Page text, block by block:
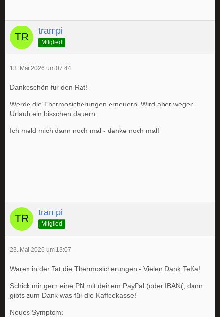
trampi
Mitglied
13. Mai 2026 um 07:44
Dankeschön für den Rat!
Werde die Thermosicherungen erneuern. Wird aber wegen
Urlaub ein bisschen dauern.
Ich meld mich dann noch mal - danke noch mal!
trampi
Mitglied
23. Mai 2026 um 13:07
Waren in der Tat die Thermosicherungen - Vielen Dank TeKa!
Schick mir gern eine PN mit deinem PayPal (oder IBAN(, dann
gibts zum Dank was für die Kaffeekasse!
Neues Symptom: